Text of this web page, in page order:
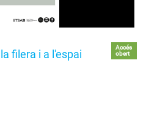
filera i a l'espai
Accés
obert